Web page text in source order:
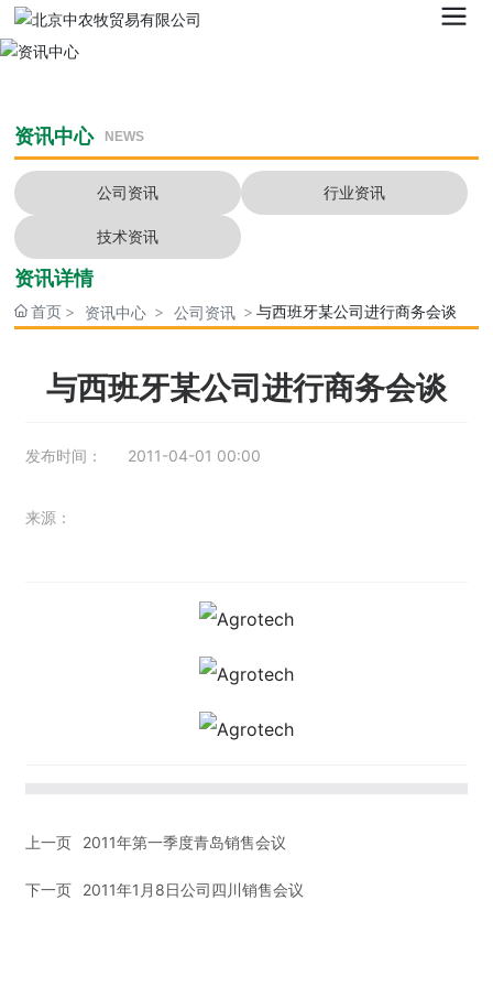
资讯中心 NEWS
公司资讯 行业资讯
技术资讯
资讯详情
首页 资讯中心 公司资讯 与西班牙某公司进行商务会谈
与西班牙某公司进行商务会谈
发布时间： 2011-04-01 00:00
来源：
上一页 2011年第一季度青岛销售会议
下一页 2011年1月8日公司四川销售会议